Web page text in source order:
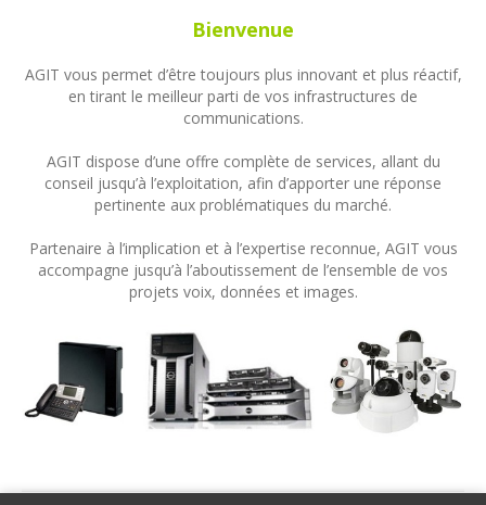
Bienvenue
AGIT vous permet d’être toujours plus innovant et plus réactif,
en tirant le meilleur parti de vos infrastructures de
communications.
AGIT dispose d’une offre complète de services, allant du
conseil jusqu’à l’exploitation, afin d’apporter une réponse
pertinente aux problématiques du marché.
Partenaire à l’implication et à l’expertise reconnue, AGIT vous
accompagne jusqu’à l’aboutissement de l’ensemble de vos
projets voix, données et images.